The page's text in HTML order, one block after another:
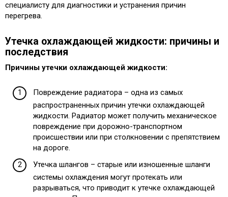
специалисту для диагностики и устранения причин
перегрева.
Утечка охлаждающей жидкости: причины и
последствия
Причины утечки охлаждающей жидкости:
Повреждение радиатора – одна из самых
распространенных причин утечки охлаждающей
жидкости. Радиатор может получить механическое
повреждение при дорожно-транспортном
происшествии или при столкновении с препятствием
на дороге.
Утечка шлангов – старые или изношенные шланги
системы охлаждения могут протекать или
разрываться, что приводит к утечке охлаждающей